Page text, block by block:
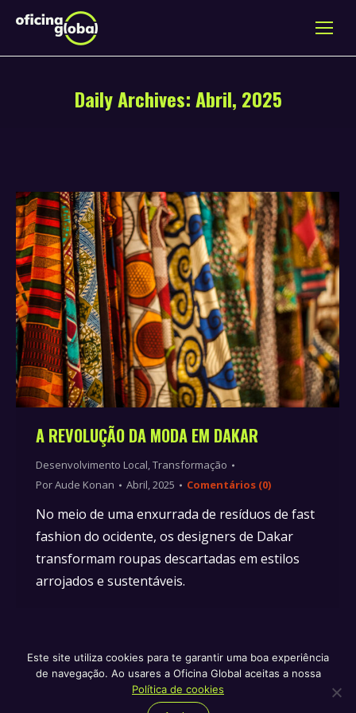
Daily Archives:Abril, 2025
A REVOLUÇÃO DA MODA EM DAKAR
Desenvolvimento Local,Transformação
PorAude Konan Abril, 2025 Comentários (0)
No meio de uma enxurrada de resíduos de fast
fashion do ocidente, os designers de Dakar
transformam roupas descartadas em estilos
arrojados e sustentáveis.
Política de privacidade e termos de serviço
Política de cookies
Este site utiliza cookies para te garantir uma boa experiência
de navegação. Ao usares a Oficina Global aceitas a nossa
Política de cookies